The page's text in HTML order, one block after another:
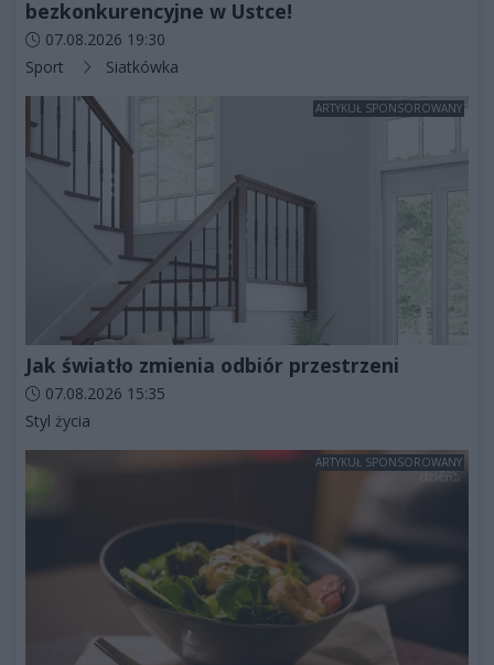
bezkonkurencyjne w Ustce!
Data dodania artykułu:
07.08.2026 19:30
Kategorie artykułu:
Sport Siatkówka
ARTYKUŁ SPONSOROWANY
Jak światło zmienia odbiór przestrzeni
Data dodania artykułu:
07.08.2026 15:35
Kategorie artykułu:
Styl życia
ARTYKUŁ SPONSOROWANY